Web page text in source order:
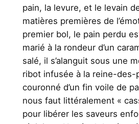
pain, la levure, et le levain
matières premières de
premier bol, le pain perdu
marié à la rondeur d’un
salé, il s’alanguit sous une
ribot infusée à la reine-
couronné d’un fin voile de
nous faut littéralement «
pour libérer les saveurs